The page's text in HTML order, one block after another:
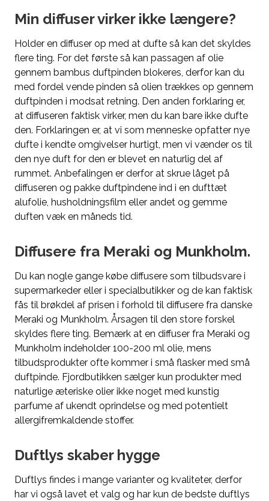
Min diffuser virker ikke længere?
Holder en diffuser op med at dufte så kan det skyldes
flere ting. For det første så kan passagen af olie
gennem bambus duftpinden blokeres, derfor kan du
med fordel vende pinden så olien trækkes op gennem
duftpinden i modsat retning. Den anden forklaring er,
at diffuseren faktisk virker, men du kan bare ikke dufte
den. Forklaringen er, at vi som menneske opfatter nye
dufte i kendte omgivelser hurtigt, men vi vænder os til
den nye duft for den er blevet en naturlig del af
rummet. Anbefalingen er derfor at skrue låget på
diffuseren og pakke duftpindene ind i en dufttæt
alufolie, husholdningsfilm eller andet og gemme
duften væk en måneds tid.
Diffusere fra Meraki og Munkholm.
Du kan nogle gange købe diffusere som tilbudsvare i
supermarkeder eller i specialbutikker og de kan faktisk
fås til brøkdel af prisen i forhold til diffusere fra danske
Meraki og Munkholm. Årsagen til den store forskel
skyldes flere ting. Bemærk at en diffuser fra Meraki og
Munkholm indeholder 100-200 ml olie, mens
tilbudsprodukter ofte kommer i små flasker med små
duftpinde. Fjordbutikken sælger kun produkter med
naturlige æteriske olier ikke noget med kunstig
parfume af ukendt oprindelse og med potentielt
allergifremkaldende stoffer.
Duftlys skaber hygge
Duftlys findes i mange varianter og kvaliteter, derfor
har vi også lavet et valg og har kun de bedste duftlys